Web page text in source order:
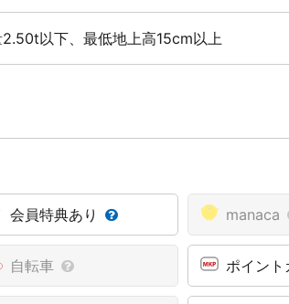
以下、最低地上高15cm以上
会員特典あり manaca
自転車 ポイン